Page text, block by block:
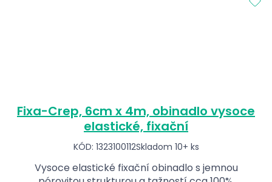
Fixa-Crep, 6cm x 4m, obinadlo vysoce
elastické, fixační
KÓD: 1323100112Skladom 10+ ks
Vysoce elastické fixační obinadlo s jemnou